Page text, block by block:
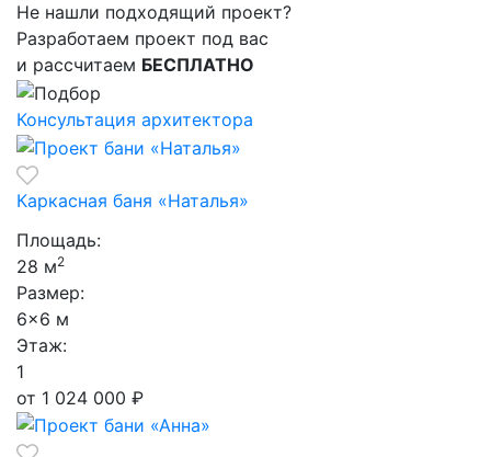
Не нашли подходящий проект?
Разработаем проект под вас
и рассчитаем БЕСПЛАТНО
Консультация архитектора
Каркасная баня «Наталья»
Площадь:
28 м2
Размер:
6×6 м
Этаж:
1
от 1 024 000 ₽